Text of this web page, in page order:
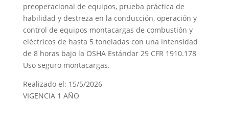
preoperacional de equipos, prueba práctica de
habilidad y destreza en la conducción, operación y
control de equipos montacargas de combustión y
eléctricos de hasta 5 toneladas con una intensidad
de 8 horas bajo la OSHA Estándar 29 CFR 1910.178
Uso seguro montacargas.
Realizado el: 15/5/2026
VIGENCIA 1 AÑO